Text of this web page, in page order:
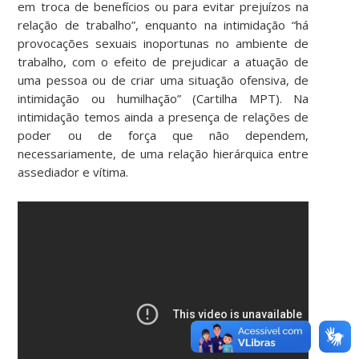
em troca de benefícios ou para evitar prejuízos na
relação de trabalho”, enquanto na intimidação “há
provocações sexuais inoportunas no ambiente de
trabalho, com o efeito de prejudicar a atuação de
uma pessoa ou de criar uma situação ofensiva, de
intimidação ou humilhação” (Cartilha MPT). Na
intimidação temos ainda a presença de relações de
poder ou de força que não dependem,
necessariamente, de uma relação hierárquica entre
assediador e vítima.